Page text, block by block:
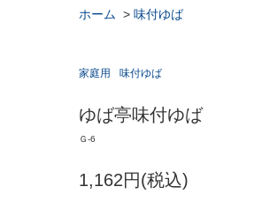
ホーム > 味付ゆば
家庭用 味付ゆば
ゆば亭味付ゆば
Ｇ-6
1,162円(税込)